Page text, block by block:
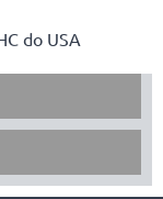
do USA